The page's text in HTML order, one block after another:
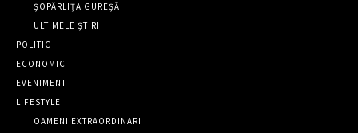
ȘOPÂRLIȚA GUREȘĂ
ULTIMELE ȘTIRI
POLITIC
ECONOMIC
EVENIMENT
LIFESTYLE
OAMENI EXTRAORDINARI